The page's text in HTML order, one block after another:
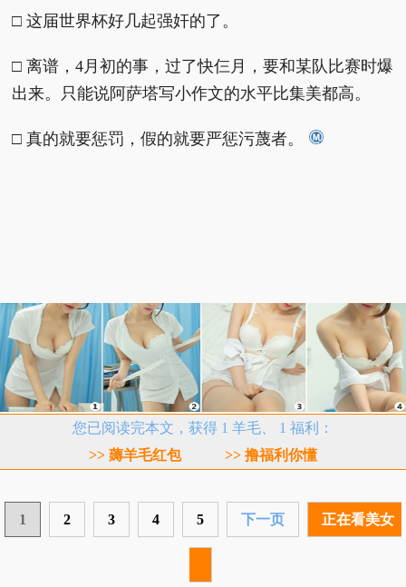
□ 这届世界杯好几起强奸的了。
□ 离谱，4月初的事，过了快仨月，要和某队比赛时爆
出来。只能说阿萨塔写小作文的水平比集美都高。
□ 真的就要惩罚，假的就要严惩污蔑者。
您已阅读完本文，获得 1 羊毛、 1 福利：
>> 薅羊毛红包
>> 撸福利你懂
1 2 3 4 5 下一页 正在看美女